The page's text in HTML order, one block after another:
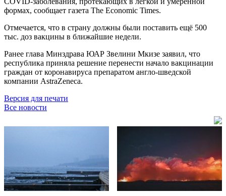
формах, сообщает газета The Economic Times.
Отмечается, что в страну должны были поставить ещё 500
тыс. доз вакцины в ближайшие недели.
Ранее глава Минздрава ЮАР Звелини Мкизе заявил, что
республика приняла решение перенести начало вакцинации
граждан от коронавируса препаратом англо-шведской
компании AstraZeneca.
Версия для печати
Все новости